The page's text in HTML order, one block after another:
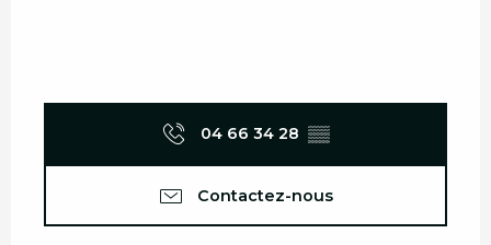
04 66 34 28 ▒▒
Contactez-nous